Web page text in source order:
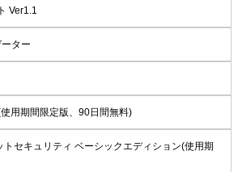
Ver1.1
ター
用期間限定版、90日間無料)
トセキュリティ ベーシックエディション(使用期